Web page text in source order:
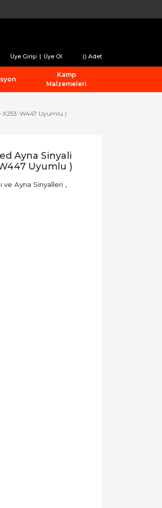
Üye Girişi | Üye Ol () Adet
Kamp
Malzemeleri
X253-W447 Uyumlu )
Ayna Sinyali
Uyumlu )
ve Ayna Sinyalleri ,